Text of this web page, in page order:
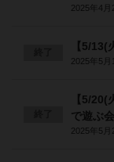
2025年4月
【5/
2025年5月
【5/
で遊ぶ会
2025年5月